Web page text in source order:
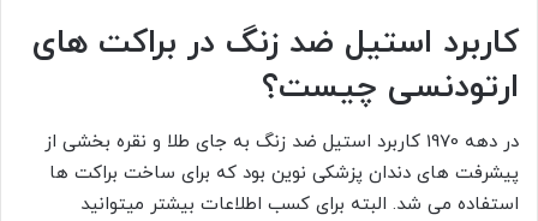
کاربرد استیل ضد زنگ در براکت های
ارتودنسی چیست؟
در دهه 1970 کاربرد استیل ضد زنگ به جای طلا و نقره بخشی از
پیشرفت های دندان پزشکی نوین بود که برای ساخت براکت ها
استفاده می شد. البته برای کسب اطلاعات بیشتر میتوانید